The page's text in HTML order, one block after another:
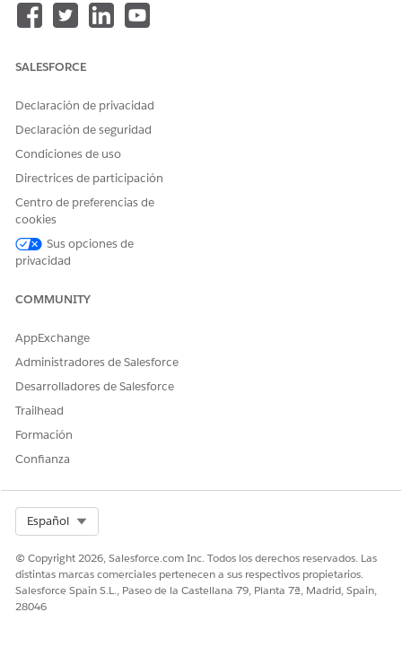
SALESFORCE
Declaración de privacidad
Declaración de seguridad
Condiciones de uso
Directrices de participación
Centro de preferencias de
cookies
Sus opciones de
privacidad
COMMUNITY
AppExchange
Administradores de Salesforce
Desarrolladores de Salesforce
Trailhead
Formación
Confianza
Español
© Copyright 2026, Salesforce.com Inc. Todos los derechos reservados. Las
distintas marcas comerciales pertenecen a sus respectivos propietarios.
Salesforce Spain S.L., Paseo de la Castellana 79, Planta 7ª, Madrid, Spain,
28046